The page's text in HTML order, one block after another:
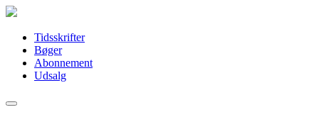
Tidsskrifter
Bøger
Abonnement
Udsalg